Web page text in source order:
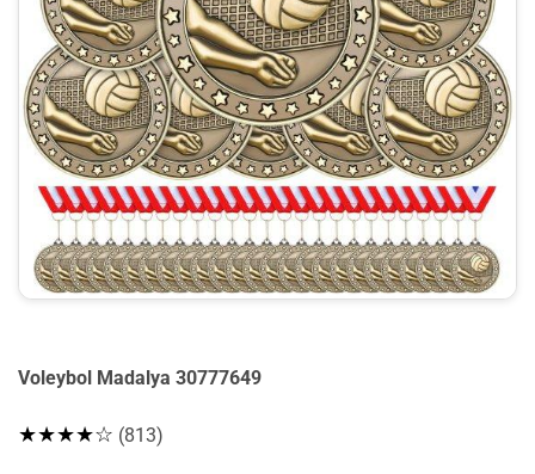
Voleybol Madalya 30777649
★★★★☆ (813)